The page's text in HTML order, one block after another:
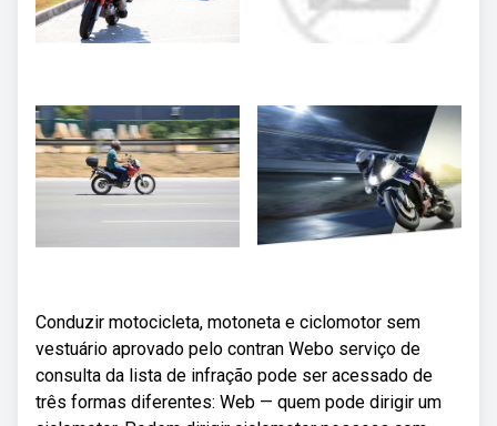
Conduzir motocicleta, motoneta e ciclomotor sem
vestuário aprovado pelo contran Webo serviço de
consulta da lista de infração pode ser acessado de
três formas diferentes: Web — quem pode dirigir um